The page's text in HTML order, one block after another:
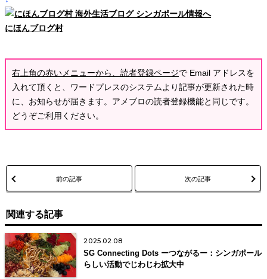
にほんブログ村
右上角の赤いメニューから、読者登録ページで Email アドレスを
入れて頂くと、ワードプレスのシステムより記事が更新された時
に、お知らせが届きます。アメブロの読者登録機能と同じです。
どうぞご利用ください。
前の記事 次の記事
関連する記事
2025.02.08
SG Connecting Dots ーつながるー：シンガポール
らしい活動でじわじわ拡大中